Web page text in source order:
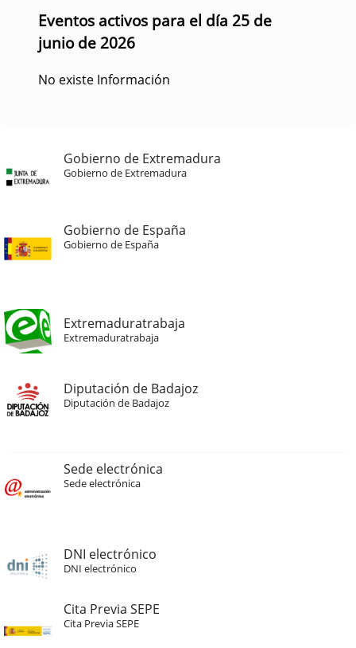
Eventos activos para el día 25 de
junio de 2026
No existe Información
Gobierno de Extremadura
Gobierno de Extremadura
Gobierno de España
Gobierno de España
Extremaduratrabaja
Extremaduratrabaja
Diputación de Badajoz
Diputación de Badajoz
Sede electrónica
Sede electrónica
DNI electrónico
DNI electrónico
Cita Previa SEPE
Cita Previa SEPE